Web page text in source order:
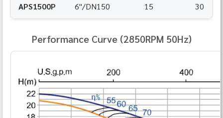
APS1500P 6"/DN150 15 30
Performance Curve (2850RPM 50Hz)